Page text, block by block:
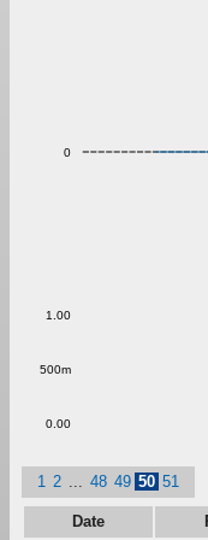
0
0.00
500m
1.00
1 2 48 49 50 51
Date